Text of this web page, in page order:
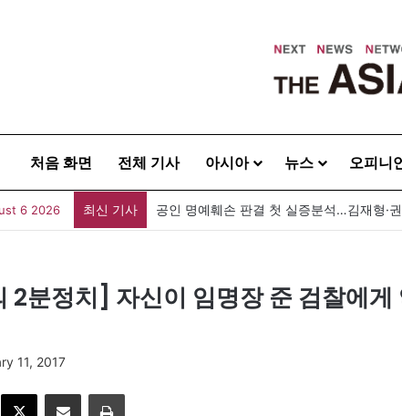
처음 화면 전체 기사 아시아 뉴스 오피니
6 2026 최신 기사
2분정치] 자신이 임명장 준 검찰에
11, 2017
이메일